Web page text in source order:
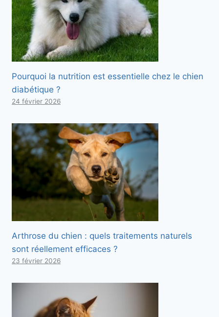
Pourquoi la nutrition est essentielle chez le chien
diabétique ?
24 février 2026
Arthrose du chien : quels traitements naturels
sont réellement efficaces ?
23 février 2026